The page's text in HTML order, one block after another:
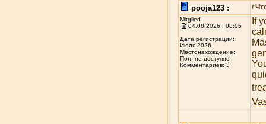
pooja123 : /
Mitglied
04.08.2026 , 08:05
Дата регистрации:
Июля 2026
Местонахождение:
Пол: не доступно
Комментариев: 3
If